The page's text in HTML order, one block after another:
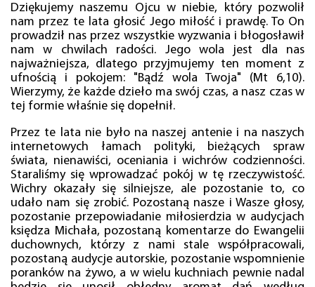
Dziękujemy naszemu Ojcu w niebie, który pozwolił
nam przez te lata głosić Jego miłość i prawdę. To On
prowadził nas przez wszystkie wyzwania i błogosławił
nam w chwilach radości. Jego wola jest dla nas
najważniejsza, dlatego przyjmujemy ten moment z
ufnością i pokojem: "Bądź wola Twoja" (Mt 6,10).
Wierzymy, że każde dzieło ma swój czas, a nasz czas w
tej formie właśnie się dopełnił.
Przez te lata nie było na naszej antenie i na naszych
internetowych łamach polityki, bieżących spraw
świata, nienawiści, oceniania i wichrów codzienności.
Staraliśmy się wprowadzać pokój w tę rzeczywistość.
Wichry okazały się silniejsze, ale pozostanie to, co
udało nam się zrobić. Pozostaną nasze i Wasze głosy,
pozostanie przepowiadanie miłosierdzia w audycjach
księdza Michała, pozostaną komentarze do Ewangelii
duchownych, którzy z nami stale współpracowali,
pozostaną audycje autorskie, pozostanie wspomnienie
poranków na żywo, a w wielu kuchniach pewnie nadal